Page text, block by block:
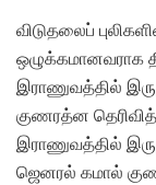
விடுதலைப்
ஒழுக்கமானவராக
இராணுவத்தில்
குணரத்ன
இராணுவத்தில்
ஜெனரல் கமால்